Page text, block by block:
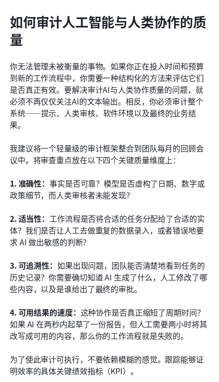
如何审计人工智能与人类协作的质
量
你无法管理未被衡量的事物。如果你正在投入时间和预算
到新的工作流程中，你需要一种结构化的方法来评估它们
是否真正有效。要解决审计AI与人类协作质量的问题，就
必须不再仅仅关注AI的文本输出。相反，你必须审计整个
系统——提示、人类审核、软件环境以及最终的业务结
果。
我建议将一个轻量级的审计框架整合到团队每月的回顾会
议中。将审查重点放在以下四个关键质量维度上：
1. 准确性：事实是否可靠？模型是否虚构了日期、数字或
政策细节，而人类审核者未能发现？
2. 适当性： 工作流程是否将合适的任务分配给了合适的实
体？我们是否让人工去做重复的数据录入，或者错误地要
求 AI 做出敏感的判断？
3. 可追溯性： 如果出现问题，团队能否清楚地看到任务的
历史记录？你需要确切知道 AI 生成了什么，人工修改了哪
些内容，以及是谁给出了最终的审批。
4. 可用结果的速度： 这种协作是否真正缩短了周期时间？
如果 AI 在两秒内起草了一份报告，但人工需要两小时将其
改写成可用的内容，那么你的工作流程就是失败的。
为了使此审计可执行，不要依赖模糊的感觉。跟踪能够证
明效率的具体关键绩效指标（KPI）。